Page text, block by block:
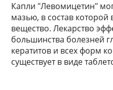
Капли "Левомицетин"
мазью, в состав которой
вещество. Лекарство
большинства болезней
кератитов и всех форм
существует в виде